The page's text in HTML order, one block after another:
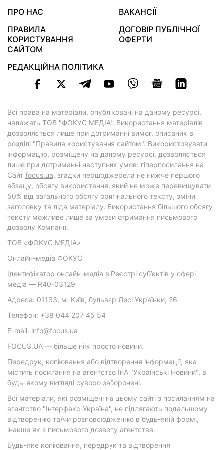
ПРО НАС
ВАКАНСІЇ
ПРАВИЛА
КОРИСТУВАННЯ
САЙТОМ
ДОГОВІР ПУБЛІЧНОЇ
ОФЕРТИ
РЕДАКЦІЙНА ПОЛІТИКА
Всі права на матеріали, опубліковані на даному ресурсі,
належать ТОВ "ФОКУС МЕДІА". Використання матеріалів
дозволяється лише при дотриманні вимог, описаних в
розділі "Правила користування сайтом". Використовувати
інформацію, розміщену на даному ресурсі, дозволяється
лише при дотриманні наступних умов: гіперпосилання на
Cайт focus.ua, згадки першоджерела не нижче першого
абзацу, обсягу використання, який не може перевищувати
50% від загального обсягу оригінального тексту, зміни
заголовку та ліда матеріалу. Використання більшого обсягу
тексту можливе лише за умови отримання письмового
дозволу Компанії.
ТОВ «ФОКУС МЕДІА»
Онлайн-медіа ФОКУС
Ідентифікатор онлайн-медіа в Реєстрі суб’єктів у сфері
медіа — R40-03129
Адреса: 01133, м. Київ, бульвар Лесі Українки, 26
Телефон: +38 044 207 45 54
E-mail: info@focus.ua
FOCUS.UA — більше ніж просто новини.
Передрук, копіювання або відтворення інформації, яка
містить посилання на агентство ІнА "Українські Новини", в
будь-якому вигляді суворо заборонені.
Всі матеріали, які розміщені на цьому сайті з посиланням на
агентство "Інтерфакс-Україна", не підлягають подальшому
відтворенню та/чи розповсюдженню в будь-якій формі,
інакше як з письмового дозволу агентства.
Будь-яке копіювання, передрук та відтворення